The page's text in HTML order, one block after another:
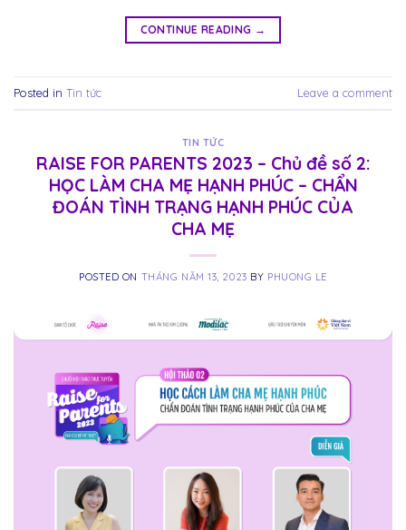
CONTINUE READING →
Posted in Tin tức Leave a comment
TIN TỨC
RAISE FOR PARENTS 2023 – Chủ đề số 2:
HỌC LÀM CHA MẸ HẠNH PHÚC – CHẨN
ĐOÁN TÌNH TRẠNG HẠNH PHÚC CỦA
CHA MẸ
POSTED ON THÁNG NĂM 13, 2023 BY PHUONG LE